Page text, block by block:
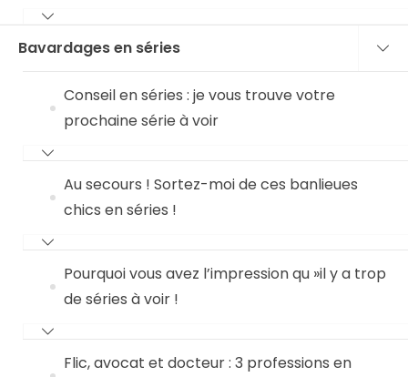
Bavardages en séries
Conseil en séries : je vous trouve votre
prochaine série à voir
Au secours ! Sortez-moi de ces banlieues
chics en séries !
Pourquoi vous avez l’impression qu »il y a trop
de séries à voir !
Flic, avocat et docteur : 3 professions en